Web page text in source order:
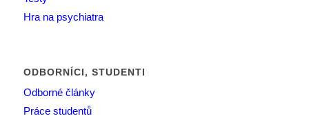
Hra na psychiatra
ODBORNÍCI, STUDENTI
Odborné články
Práce studentů